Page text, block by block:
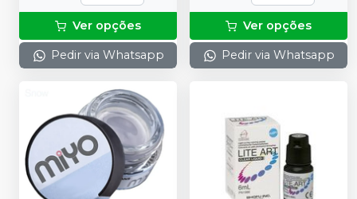
Ver opções
Pedir via Whatsapp
Ver opções
Pedir via Whatsapp